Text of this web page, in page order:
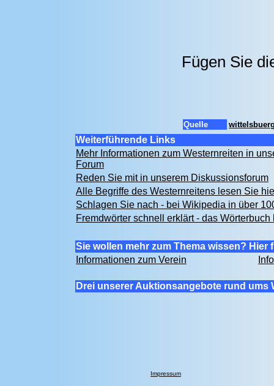
Fügen Sie
Quelle
Weiterführende Links
Mehr Informationen zum Westernreiten in
Forum
Reden Sie mit in unserem Diskussionsforum
Alle Begriffe des Westernreitens lesen Sie
Schlagen Sie nach - bei Wikipedia in über
Fremdwörter schnell erklärt - das Wörterbuch
Sie wollen mehr zum Thema wissen? Hier
Informationen zum Verein
Drei unserer Auktionsangebote rund ums
Impressum